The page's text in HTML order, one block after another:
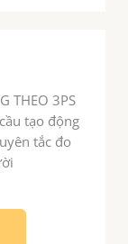
THEO 3PS
tạo động
tắc đo